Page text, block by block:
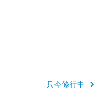
只今修行中